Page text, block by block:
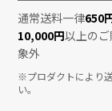
通常送料一律650
10,000円以上の
象外
※プロダクトにより
い。